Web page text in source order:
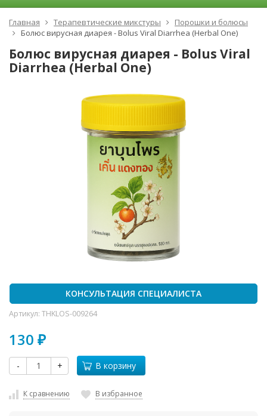
Главная Терапевтические микстуры
Порошки и болюсы
Болюс вирусная диарея - Bolus Viral Diarrhea (Herbal One)
Болюс вирусная диарея - Bolus Viral
Diarrhea (Herbal One)
КОНСУЛЬТАЦИЯ СПЕЦИАЛИСТА
Артикул: THKLOS-009264
130 ₽
- + В корзину
К сравнению В избранное